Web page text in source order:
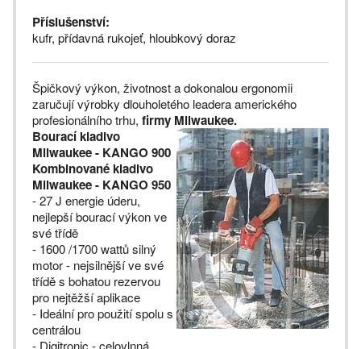
Příslušenství:
kufr, přídavná rukojeť, hloubkový doraz
Špičkový výkon, životnost a dokonalou ergonomii
zaručují výrobky dlouholetého leadera amerického
profesionálního trhu, firmy Milwaukee.
Bourací kladivo
Milwaukee - KANGO 900
Kombinované kladivo
Milwaukee - KANGO 950
- 27 J energie úderu,
nejlepší bourací výkon ve
své třídě
- 1600 /1700 wattů silný
motor - nejsilnější ve své
třídě s bohatou rezervou
pro nejtěžší aplikace
- Ideální pro použití spolu s
centrálou
- Digitronic - celovlnná